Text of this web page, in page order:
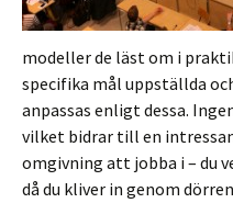
modeller de läst om i
specifika mål uppställda
anpassas enligt dessa.
vilket bidrar till en
omgivning att jobba i – du
då du kliver in genom